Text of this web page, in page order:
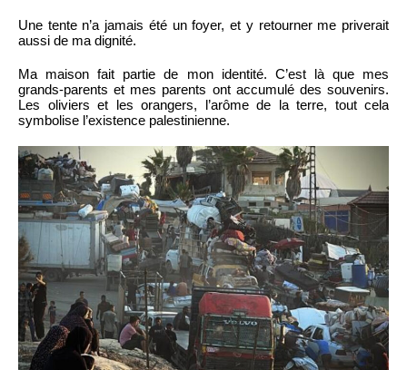
Une tente n’a jamais été un foyer, et y retourner me priverait
aussi de ma dignité.
Ma maison fait partie de mon identité. C’est là que mes
grands-parents et mes parents ont accumulé des souvenirs.
Les oliviers et les orangers, l’arôme de la terre, tout cela
symbolise l’existence palestinienne.